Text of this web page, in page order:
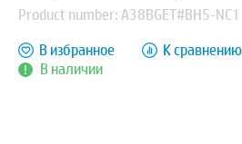
Product number: A38BGET#BH5-NC1
В наличии
В избранное К сравнению